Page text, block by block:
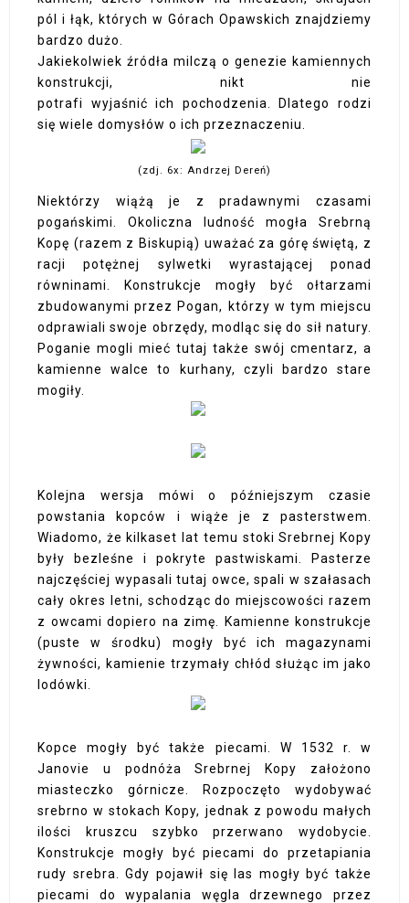
pól i łąk, których w Górach Opawskich znajdziemy
bardzo dużo.
Jakiekolwiek źródła milczą o genezie kamiennych
konstrukcji, nikt nie
potrafi wyjaśnić ich pochodzenia. Dlatego rodzi
się wiele domysłów o ich przeznaczeniu.
(zdj. 6x: Andrzej Dereń)
Niektórzy wiążą je z pradawnymi czasami
pogańskimi. Okoliczna ludność mogła Srebrną
Kopę (razem z Biskupią) uważać za górę świętą, z
racji potężnej sylwetki wyrastającej ponad
równinami. Konstrukcje mogły być ołtarzami
zbudowanymi przez Pogan, którzy w tym miejscu
odprawiali swoje obrzędy, modląc się do sił natury.
Poganie mogli mieć tutaj także swój cmentarz, a
kamienne walce to kurhany, czyli bardzo stare
mogiły.
Kolejna wersja mówi o późniejszym czasie
powstania kopców i wiąże je z pasterstwem.
Wiadomo, że kilkaset lat temu stoki Srebrnej Kopy
były bezleśne i pokryte pastwiskami. Pasterze
najczęściej wypasali tutaj owce, spali w szałasach
cały okres letni, schodząc do miejscowości razem
z owcami dopiero na zimę. Kamienne konstrukcje
(puste w środku) mogły być ich magazynami
żywności, kamienie trzymały chłód służąc im jako
lodówki.
Kopce mogły być także piecami. W 1532 r. w
Janovie u podnóża Srebrnej Kopy założono
miasteczko górnicze. Rozpoczęto wydobywać
srebrno w stokach Kopy, jednak z powodu małych
ilości kruszcu szybko przerwano wydobycie.
Konstrukcje mogły być piecami do przetapiania
rudy srebra. Gdy pojawił się las mogły być także
piecami do wypalania węgla drzewnego przez